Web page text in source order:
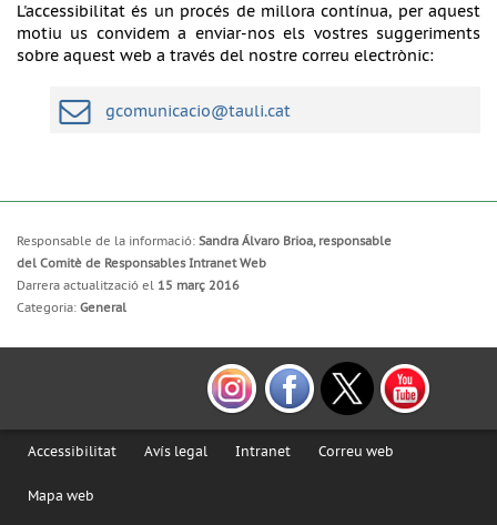
L'accessibilitat és un procés de millora contínua, per aquest
motiu us convidem a enviar-nos els vostres suggeriments
sobre aquest web a través del nostre correu electrònic:
gcomunicacio@tauli.cat
Responsable de la informació: Sandra Álvaro Brioa, responsable
del Comitè de Responsables Intranet Web
Darrera actualització el 15 març 2016
Categoria: General
Accessibilitat Avís legal Intranet Correu web
Mapa web